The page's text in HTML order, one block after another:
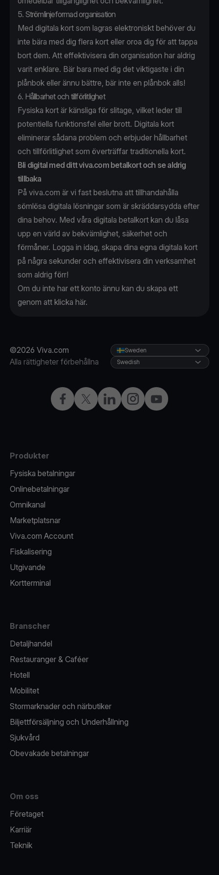
5. Strömlinjeformad organisation
Med digitala kort som lagras elektroniskt behöver du
inte bära med dig flera kort eller oroa dig för att tappa
bort dem. Att effektivisera din organisation har aldrig
varit enklare. Bär bara med dig det viktigaste i din
plånbok eller ännu bättre, bär inte en plånbok alls!
6. Hållbarhet och tillförlitlighet
Fysiska kort är känsliga för slitage, vilket leder till
potentiella funktionsfel eller brott. Digitala kort
eliminerar sådana problem och erbjuder hållbarhet
och tillförlitlighet som överträffar traditionella kort.
Bli digital med ditt viva.com betalkort och se aldrig
tillbaka
På viva.com är vi fast beslutna att tillhandahålla
sömlösa digitala lösningar som är skräddarsydda efter
dina behov. Med våra digitala betalkort kan du låsa
upp en värld av bekvämlighet, säkerhet och
förmåner. Logga in idag, skapa dina egna digitala kort
på några sekunder och effektivisera din verksamhet
som aldrig förr!
Om du inte har ett konto ännu kan du skapa ett
genom att klicka här.
©2026 Viva.com
Alla rättigheter förbehållna
Facebook
X LinkedInInstagramYouTube
Sweden
Swedish
Produkter
Fysiska betalningar
Onlinebetalningar
Omnikanal
Marketplatsnar
Viva.com Account
Fiskalisering
Utgivande
Kortterminal
Branscher
Detaljhandel
Restauranger & Caféer
Hotell
Mobilitet
Stormarknader och närbutiker
Biljettförsäljning och Underhållning
Sjukvård
Obevakade betalningar
Om oss
Företaget
Karriär
Teknik